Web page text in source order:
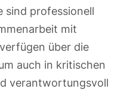
sind professionell
mit
über die
auch in kritischen
verantwortungsvoll